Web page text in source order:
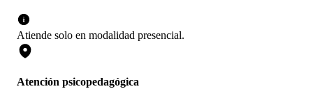
Atiende solo en modalidad presencial.
Atención psicopedagógica